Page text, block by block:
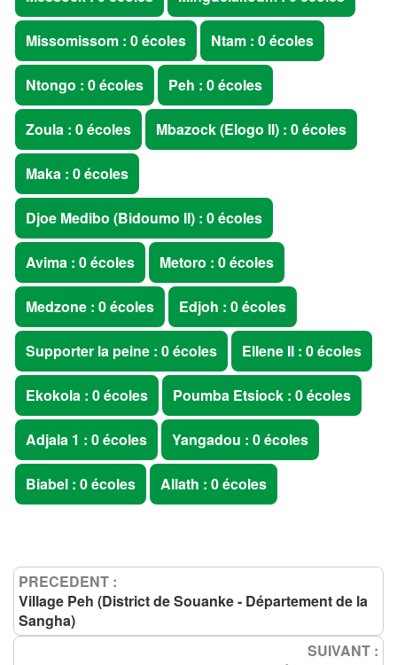
Missomissom : 0 écoles Ntam : 0 écoles
Ntongo : 0 écoles Peh : 0 écoles
Zoula : 0 écoles Mbazock (Elogo II) : 0 écoles
Maka : 0 écoles
Djoe Medibo (Bidoumo II) : 0 écoles
Avima : 0 écoles Metoro : 0 écoles
Medzone : 0 écoles Edjoh : 0 écoles
Supporter la peine : 0 écoles Ellene II : 0 écoles
Ekokola : 0 écoles Poumba Etsiock : 0 écoles
Adjala 1 : 0 écoles Yangadou : 0 écoles
Biabel : 0 écoles Allath : 0 écoles
PRECEDENT :
Village Peh (District de Souanke - Département de la
Sangha)
SUIVANT :